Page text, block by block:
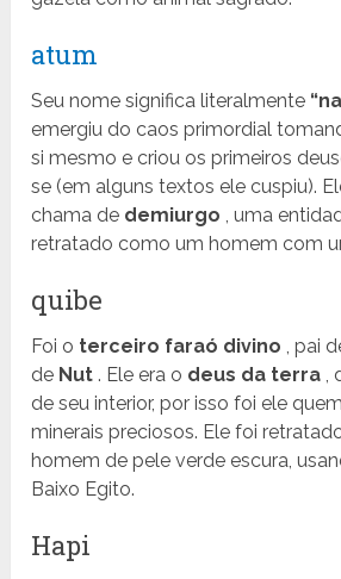
atum
Seu nome significa literalmente
emergiu do caos primordial
si mesmo e criou os primeiros
se (em alguns textos ele cuspiu).
chama de demiurgo , uma
retratado como um homem com
quibe
Foi o terceiro faraó divino , pai
de Nut . Ele era o deus da terra ,
de seu interior, por isso foi ele
minerais preciosos. Ele foi
homem de pele verde escura,
Baixo Egito.
Hapi